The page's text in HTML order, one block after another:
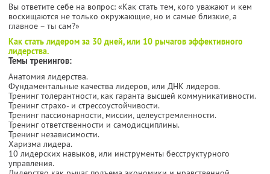
Вы ответите себе на вопрос: «Как стать тем, кого уважают и кем
восхищаются не только окружающие, но и самые близкие, а
главное – ты сам?»
Как стать лидером за 30 дней, или 10 рычагов эффективного
лидерства.
Темы тренингов:
Анатомия лидерства.
Фундаментальные качества лидеров, или ДНК лидеров.
Тренинг толерантности, как гаранта высшей коммуникативности.
Тренинг страхо- и стрессоустойчивости.
Тренинг пассионарности, миссии, целеустремленности.
Тренинг ответственности и самодисциплины.
Тренинг независимости.
Харизма лидера.
10 лидерских навыков, или инструменты бесструктурного
управления.